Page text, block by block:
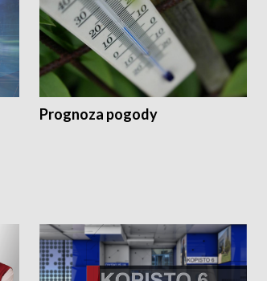
Prognoza pogody